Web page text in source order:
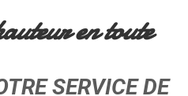
en toute
SERVICE DE